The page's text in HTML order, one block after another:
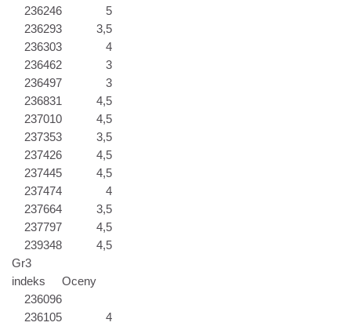
236246
5
236293
3,5
236303
4
236462
3
236497
3
236831
4,5
237010
4,5
237353
3,5
237426
4,5
237445
4,5
237474
4
237664
3,5
237797
4,5
239348
4,5
Gr3
indeks
Oceny
236096
236105
4